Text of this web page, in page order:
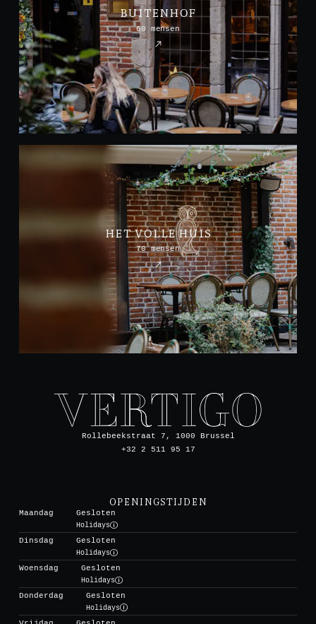
BUITENHOF
60 mensen
HET VOLLE HUIS
70 mensen
Rollebeekstraat 7, 1000 Brussel
+32 2 511 95 17
OPENINGSTIJDEN
Maandag
Gesloten
Holidays
Dinsdag
Gesloten
Holidays
Woensdag
Gesloten
Holidays
Donderdag
Gesloten
Holidays